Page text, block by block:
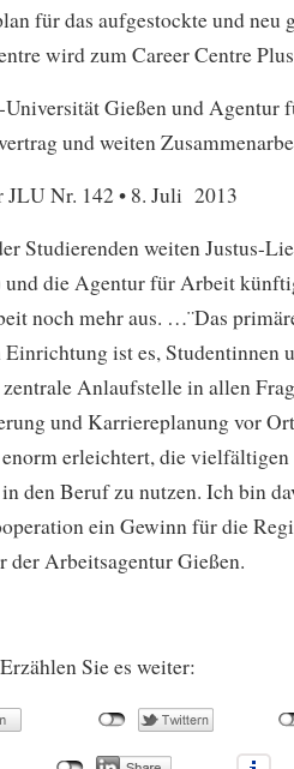
für das aufgestockte und neu
wird zum Career Centre
Gießen und Agentur
und weiten
JLU Nr. 142 • 8. Juli 2013
Studierenden weiten Justus-
und die Agentur für Arbeit
noch mehr aus. …¨Das
Einrichtung ist es, Studentinnen
Anlaufstelle in allen
und Karriereplanung vor
erleichtert, die
den Beruf zu nutzen. Ich bin
ein Gewinn für die
der Arbeitsagentur Gießen.
Sie es weiter: